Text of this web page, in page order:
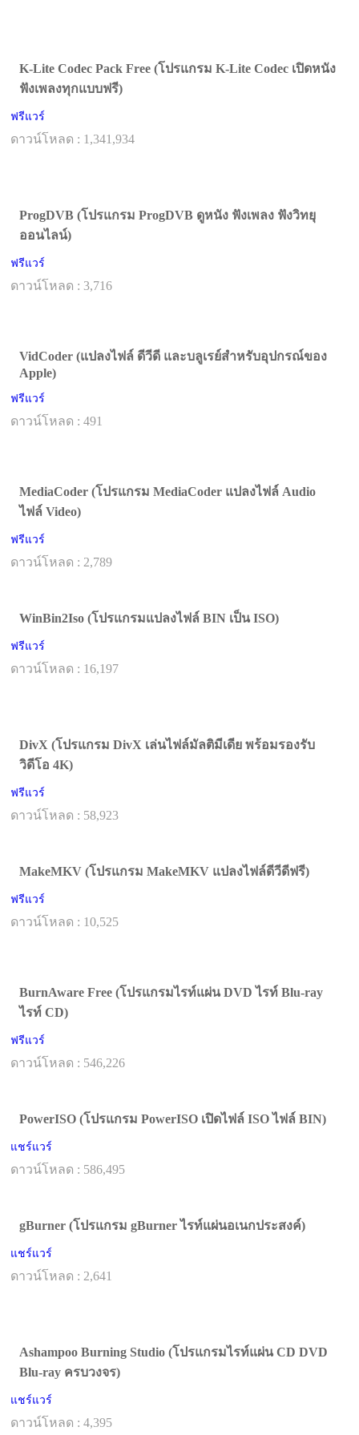
K-Lite Codec Pack Free (โปรแกรม K-Lite Codec เปิดหนัง
ฟังเพลงทุกแบบฟรี)
ฟรีแวร์
ดาวน์โหลด : 1,341,934
ProgDVB (โปรแกรม ProgDVB ดูหนัง ฟังเพลง ฟังวิทยุ
ออนไลน์)
ฟรีแวร์
ดาวน์โหลด : 3,716
VidCoder (แปลงไฟล์ ดีวีดี และบลูเรย์สำหรับอุปกรณ์ของ
Apple)
ฟรีแวร์
ดาวน์โหลด : 491
MediaCoder (โปรแกรม MediaCoder แปลงไฟล์ Audio
ไฟล์ Video)
ฟรีแวร์
ดาวน์โหลด : 2,789
WinBin2Iso (โปรแกรมแปลงไฟล์ BIN เป็น ISO)
ฟรีแวร์
ดาวน์โหลด : 16,197
DivX (โปรแกรม DivX เล่นไฟล์มัลติมีเดีย พร้อมรองรับ
วิดีโอ 4K)
ฟรีแวร์
ดาวน์โหลด : 58,923
MakeMKV (โปรแกรม MakeMKV แปลงไฟล์ดีวีดีฟรี)
ฟรีแวร์
ดาวน์โหลด : 10,525
BurnAware Free (โปรแกรมไรท์แผ่น DVD ไรท์ Blu-ray
ไรท์ CD)
ฟรีแวร์
ดาวน์โหลด : 546,226
PowerISO (โปรแกรม PowerISO เปิดไฟล์ ISO ไฟล์ BIN)
แชร์แวร์
ดาวน์โหลด : 586,495
gBurner (โปรแกรม gBurner ไรท์แผ่นอเนกประสงค์)
แชร์แวร์
ดาวน์โหลด : 2,641
Ashampoo Burning Studio (โปรแกรมไรท์แผ่น CD DVD
Blu-ray ครบวงจร)
แชร์แวร์
ดาวน์โหลด : 4,395